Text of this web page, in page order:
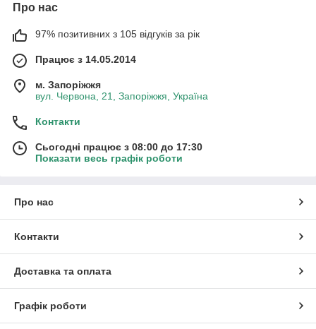
Про нас
97% позитивних з 105 відгуків за рік
Працює з 14.05.2014
м. Запоріжжя
вул. Червона, 21, Запоріжжя, Україна
Контакти
Сьогодні працює з 08:00 до 17:30
Показати весь графік роботи
Про нас
Контакти
Доставка та оплата
Графік роботи